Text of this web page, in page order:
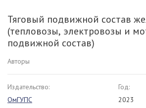
Тяговый подвижной состав
(тепловозы, электровозы и
подвижной состав)
Авторы
Издательство:
ОмГУПС
Год:
2023